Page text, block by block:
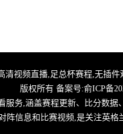
清视频直播,足总杯赛程,无插
版权所有 备案号:俞ICP备
务,涵盖赛程更新、比分数
阵信息和比赛视频,是关注英